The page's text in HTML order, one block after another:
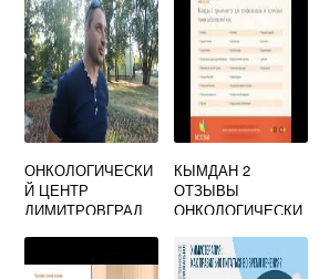
ОНКОЛОГИЧЕСКИ
Й ЦЕНТР
ДИМИТРОВГРАД
КЫМДАН 2
ОТЗЫВЫ
ОНКОЛОГИЧЕСКИ